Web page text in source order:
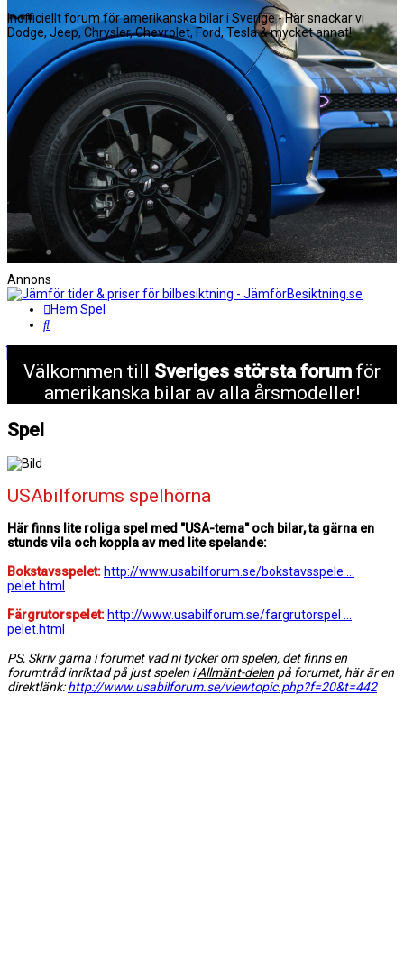
Inofficiellt forum för amerikanska bilar i Sverige - Här snackar vi
Dodge, Jeep, Chrysler, Chevrolet, Ford, Tesla & mycket annat!
Annons
Hem Spel
Sök
Välkommen till Sveriges största forum för
amerikanska bilar av alla årsmodeller!
Spel
USAbilforums spelhörna
Här finns lite roliga spel med "USA-tema" och bilar, ta gärna en
stunds vila och koppla av med lite spelande:
Bokstavsspelet: http://www.usabilforum.se/bokstavsspele ...
pelet.html
Färgrutorspelet: http://www.usabilforum.se/fargrutorspel ...
pelet.html
PS, Skriv gärna i forumet vad ni tycker om spelen, det finns en
forumtråd inriktad på just spelen iAllmänt-delen på forumet, här är en
direktlänk:http://www.usabilforum.se/viewtopic.php?f=20&t=442